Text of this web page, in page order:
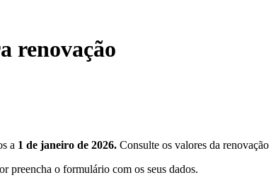
renovação
a 1 de janeiro de 2026. Consulte os valores da renovação
preencha o formulário com os seus dados.